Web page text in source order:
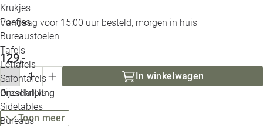
Krukjes
Poefjes
Bureaustoelen
Tafels
Eettafels
Salontafels
Bijzettafels
Sidetables
Bureaus
Vandaag voor 15:00 uur besteld, morgen in huis
129,-
In winkelwagen
Omschrijving
Toon meer